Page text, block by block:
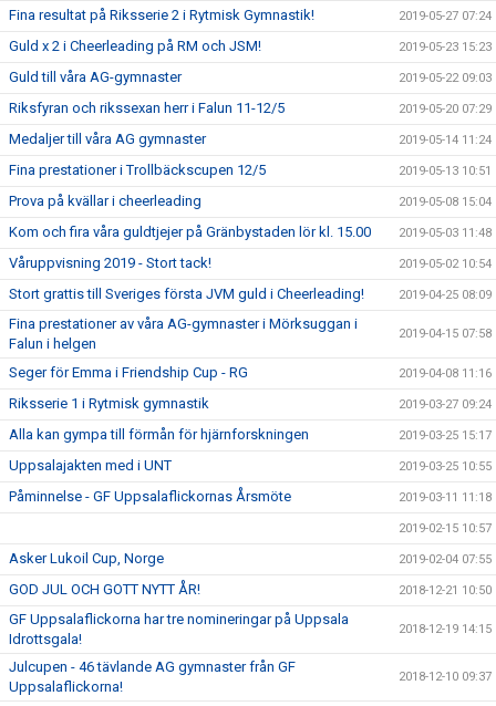
Fina resultat på Riksserie 2 i Rytmisk Gymnastik! 2019-05-27 07:24
Guld x 2 i Cheerleading på RM och JSM! 2019-05-23 15:23
Guld till våra AG-gymnaster 2019-05-22 09:03
Riksfyran och rikssexan herr i Falun 11-12/5 2019-05-20 07:29
Medaljer till våra AG gymnaster 2019-05-14 11:24
Fina prestationer i Trollbäckscupen 12/5 2019-05-13 10:51
Prova på kvällar i cheerleading 2019-05-08 15:04
Kom och fira våra guldtjejer på Gränbystaden lör kl. 15.00 2019-05-03 11:48
Våruppvisning 2019 - Stort tack! 2019-05-02 10:54
Stort grattis till Sveriges första JVM guld i Cheerleading! 2019-04-25 08:09
Fina prestationer av våra AG-gymnaster i Mörksuggan i
Falun i helgen
2019-04-15 07:58
Seger för Emma i Friendship Cup - RG 2019-04-08 11:16
Riksserie 1 i Rytmisk gymnastik 2019-03-27 09:24
Alla kan gympa till förmån för hjärnforskningen 2019-03-25 15:17
Uppsalajakten med i UNT 2019-03-25 10:55
Påminnelse - GF Uppsalaflickornas Årsmöte 2019-03-11 11:18
2019-02-15 10:57
Asker Lukoil Cup, Norge 2019-02-04 07:55
GOD JUL OCH GOTT NYTT ÅR! 2018-12-21 10:50
GF Uppsalaflickorna har tre nomineringar på Uppsala
Idrottsgala!
2018-12-19 14:15
Julcupen - 46 tävlande AG gymnaster från GF
Uppsalaflickorna!
2018-12-10 09:37